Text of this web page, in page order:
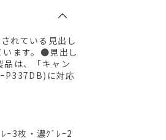
れている見出し
います。●見出し
は、「キャン
P337DB)に対応
ｰ3枚・濃ｸﾞﾚｰ2